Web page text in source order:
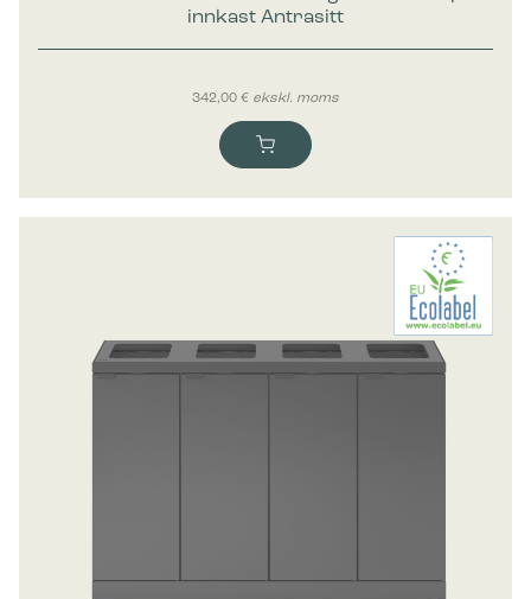
innkast Antrasitt
342,00 € ekskl. moms